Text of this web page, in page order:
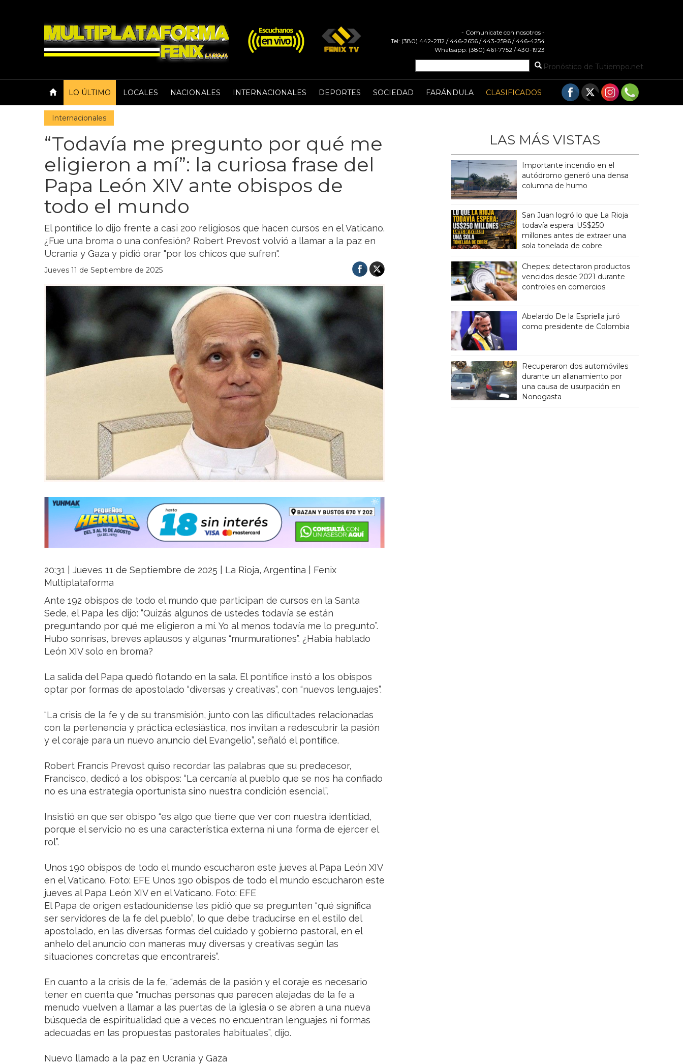
- Comunicate con nosotros -
Tel: (380) 442-2112 / 446-2656 / 443-2596 / 446-4254
Whatsapp: (380) 461-7752 / 430-1923
Pronóstico de Tutiempo.net
LO ÚLTIMO LOCALES NACIONALES INTERNACIONALES DEPORTES SOCIEDAD FARÁNDULA CLASIFICADOS
Internacionales
“Todavía me pregunto por qué me
eligieron a mí”: la curiosa frase del
Papa León XIV ante obispos de
todo el mundo
El pontífice lo dijo frente a casi 200 religiosos que hacen cursos en el Vaticano.
¿Fue una broma o una confesión? Robert Prevost volvió a llamar a la paz en
Ucrania y Gaza y pidió orar "por los chicos que sufren".
Jueves 11 de Septiembre de 2025
20:31 | Jueves 11 de Septiembre de 2025 | La Rioja, Argentina | Fenix
Multiplataforma
Ante 192 obispos de todo el mundo que participan de cursos en la Santa
Sede, el Papa les dijo: “Quizás algunos de ustedes todavía se están
preguntando por qué me eligieron a mí. Yo al menos todavía me lo pregunto”.
Hubo sonrisas, breves aplausos y algunas “murmurationes”. ¿Había hablado
León XIV solo en broma?
La salida del Papa quedó flotando en la sala. El pontífice instó a los obispos
optar por formas de apostolado “diversas y creativas”, con “nuevos lenguajes”.
“La crisis de la fe y de su transmisión, junto con las dificultades relacionadas
con la pertenencia y práctica eclesiástica, nos invitan a redescubrir la pasión
y el coraje para un nuevo anuncio del Evangelio”, señaló el pontífice.
Robert Francis Prevost quiso recordar las palabras que su predecesor,
Francisco, dedicó a los obispos: “La cercanía al pueblo que se nos ha confiado
no es una estrategia oportunista sino nuestra condición esencial”.
Insistió en que ser obispo “es algo que tiene que ver con nuestra identidad,
porque el servicio no es una característica externa ni una forma de ejercer el
rol”.
Unos 190 obispos de todo el mundo escucharon este jueves al Papa León XIV
en el Vaticano. Foto: EFE Unos 190 obispos de todo el mundo escucharon este
jueves al Papa León XIV en el Vaticano. Foto: EFE
El Papa de origen estadounidense les pidió que se pregunten “qué significa
ser servidores de la fe del pueblo”, lo que debe traducirse en el estilo del
apostolado, en las diversas formas del cuidado y gobierno pastoral, en el
anhelo del anuncio con maneras muy diversas y creativas según las
situaciones concretas que encontrareis”.
En cuanto a la crisis de la fe, “además de la pasión y el coraje es necesario
tener en cuenta que “muchas personas que parecen alejadas de la fe a
menudo vuelven a llamar a las puertas de la iglesia o se abren a una nueva
búsqueda de espiritualidad que a veces no encuentran lenguajes ni formas
adecuadas en las propuestas pastorales habituales”, dijo.
Nuevo llamado a la paz en Ucrania y Gaza
LAS MÁS VISTAS
Importante incendio en el
autódromo generó una densa
columna de humo
San Juan logró lo que La Rioja
todavía espera: US$250
millones antes de extraer una
sola tonelada de cobre
Chepes: detectaron productos
vencidos desde 2021 durante
controles en comercios
Abelardo De la Espriella juró
como presidente de Colombia
Recuperaron dos automóviles
durante un allanamiento por
una causa de usurpación en
Nonogasta